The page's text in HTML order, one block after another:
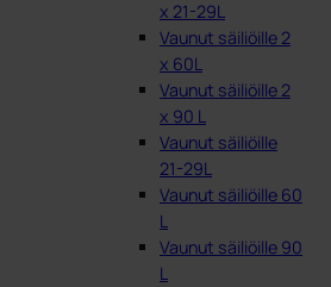
x 21-29L
Vaunut säiliöille 2
x 60L
Vaunut säiliöille 2
x 90 L
Vaunut säiliöille
21-29L
Vaunut säiliöille 60
L
Vaunut säiliöille 90
L